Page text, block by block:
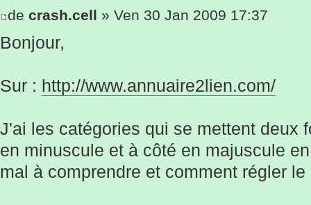
de crash.cell » Ven 30 Jan 2009 17:37
Bonjour,
Sur : http://www.annuaire2lien.com/
J'ai les catégories qui se mettent deux
en minuscule et à côté en majuscule
mal à comprendre et comment régler